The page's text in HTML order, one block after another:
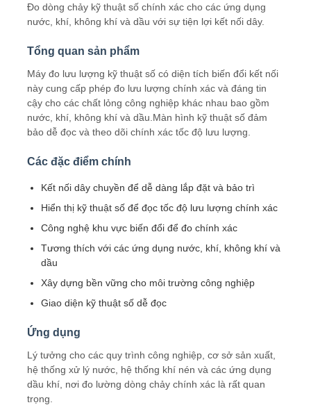
Đo dòng chảy kỹ thuật số chính xác cho các ứng dụng
nước, khí, không khí và dầu với sự tiện lợi kết nối dây.
Tổng quan sản phẩm
Máy đo lưu lượng kỹ thuật số có diện tích biến đổi kết nối
này cung cấp phép đo lưu lượng chính xác và đáng tin
cậy cho các chất lỏng công nghiệp khác nhau bao gồm
nước, khí, không khí và dầu.Màn hình kỹ thuật số đảm
bảo dễ đọc và theo dõi chính xác tốc độ lưu lượng.
Các đặc điểm chính
Kết nối dây chuyền để dễ dàng lắp đặt và bảo trì
Hiển thị kỹ thuật số để đọc tốc độ lưu lượng chính xác
Công nghệ khu vực biến đổi để đo chính xác
Tương thích với các ứng dụng nước, khí, không khí và
dầu
Xây dựng bền vững cho môi trường công nghiệp
Giao diện kỹ thuật số dễ đọc
Ứng dụng
Lý tưởng cho các quy trình công nghiệp, cơ sở sản xuất,
hệ thống xử lý nước, hệ thống khí nén và các ứng dụng
dầu khí, nơi đo lường dòng chảy chính xác là rất quan
trọng.